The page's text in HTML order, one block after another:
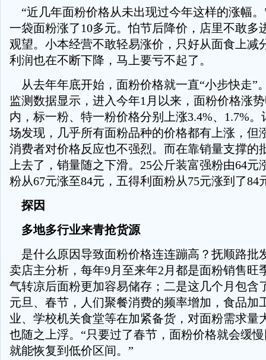
“近几年面粉价格从未出现过今年这样的涨幅
一袋面粉涨了10多元。怕节后降价，店里不敢多
观望。小本经营不敢轻易涨价，只好从面食上减
利润也在不断下降，马上要亏不起了。
从去年年底开始，面粉价格就一直“小步快走”
监测数据显示，进入今年1月以来，面粉价格涨
内，标一粉、特一粉价格分别上涨3.4%、1.7%
场发现，几乎所有面粉品种的价格都有上涨，但
消费者对价格反应也不强烈。而在靠销量支撑的
上去了，销量随之下滑。25公斤装富强粉由64元
粉从67元涨至84元，五得利面粉从75元涨到了84
探因
多地多行业来青抢货源
是什么原因导致面粉价格连连蹦高？抚顺路批
卖店主分析，每年9月至来年2月都是面粉销售旺
气转凉后面粉更加容易储存；二是这几个月包含
元旦、春节，人们聚餐消费的频率增加，食品加
业、学校机关食堂等在加紧备货，对面粉需求量
也随之上浮。“只要过了春节，面粉价格就会缓
就能恢复到低价区间。”